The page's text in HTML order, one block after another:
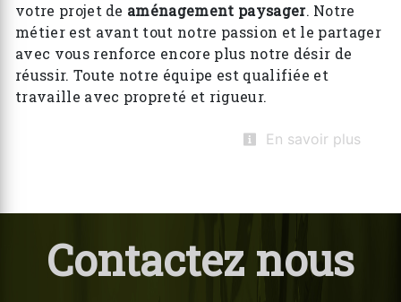
votre projet de aménagement paysager. Notre
métier est avant tout notre passion et le partager
avec vous renforce encore plus notre désir de
réussir. Toute notre équipe est qualifiée et
travaille avec propreté et rigueur.
En savoir plus
Contactez nous